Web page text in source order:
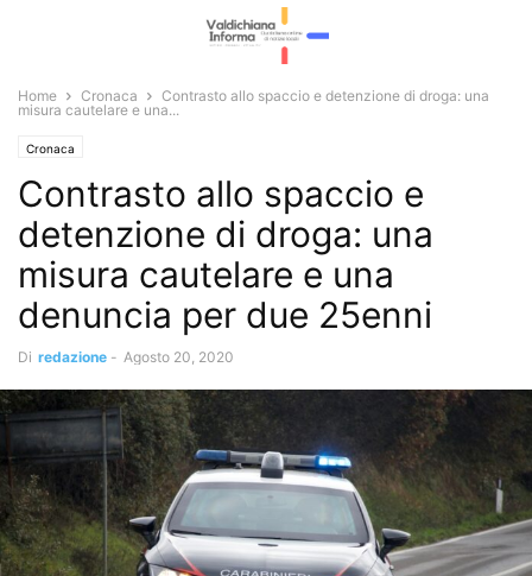
Home Cronaca
Contrasto allo spaccio e detenzione di droga: una
misura cautelare e una...
Cronaca
Contrasto allo spaccio e
detenzione di droga: una
misura cautelare e una
denuncia per due 25enni
Di redazione - Agosto 20, 2020